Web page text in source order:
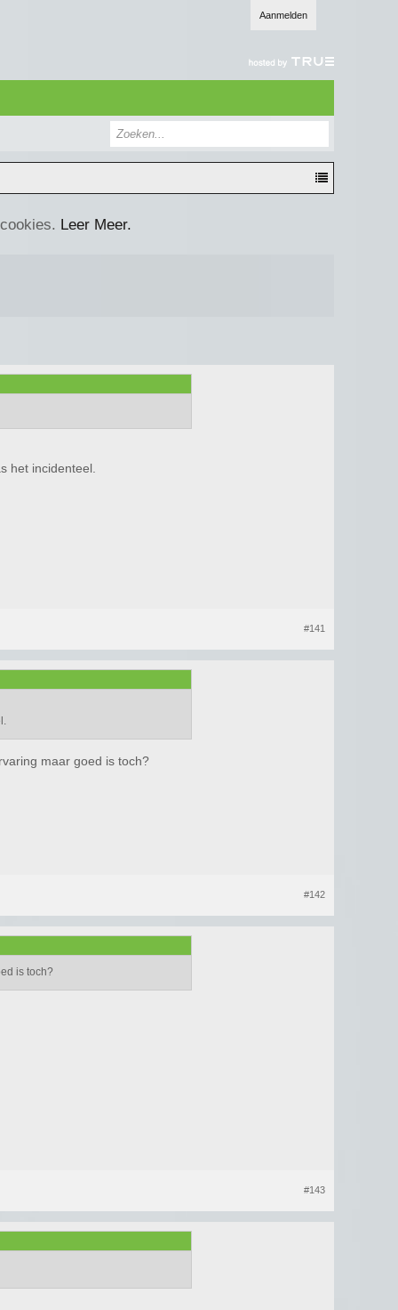
Aanmelden
Leer Meer.
het incidenteel.
#141
maar goed is toch?
#142
is toch?
#143